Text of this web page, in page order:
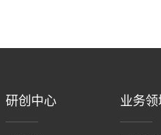
研创中心 业务领